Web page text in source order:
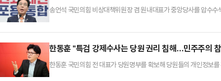
송언석 국민의힘 비상대책위원장 겸 원내대표가 중앙당사를 압수
원 명부를 내놓으란 요구는 국민의힘을 통째로 특검에 넘기란 것
다.그는 "민중기 특검은 백주대낮에 제1야당 중앙당사에 쳐들어
한동훈 "특검 강제수사는 당원 권리 침해…민주주의
한동훈 국민의힘 전 대표가 당원명부를 확보해 당원들의 개인정보